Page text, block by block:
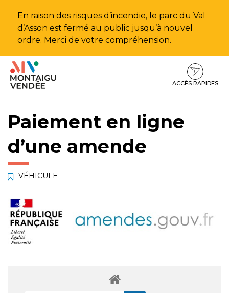
En raison des risques d’incendie, le parc du Val
d’Asson est fermé au public jusqu’à nouvel
ordre. Merci de votre compréhension.
Aller
Aller
contenu
Aller
pied
ACCÈS RAPIDES
Paiement en ligne
d’une amende
VÉHICULE